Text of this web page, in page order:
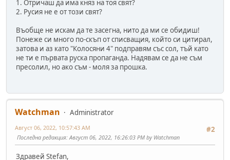
1. Отричаш да има княз на тоя свят?
2. Русия не е от този свят?
Въобще не искам да те засегна, нито да ми се обидиш!
Понеже си много по-скъп от списващия, който си цитирал,
затова и аз като "Колосяни 4" подправям със сол, тъй като
не ти е първата руска пропаганда. Надявам се да не съм
пресолил, но ако съм - моля за прошка.
Watchman
Administrator
#2
Август 06, 2022, 10:57:43 AM
Последна редакция: Август 06, 2022, 16:26:03 PM by Watchman
Здравей Stefan,